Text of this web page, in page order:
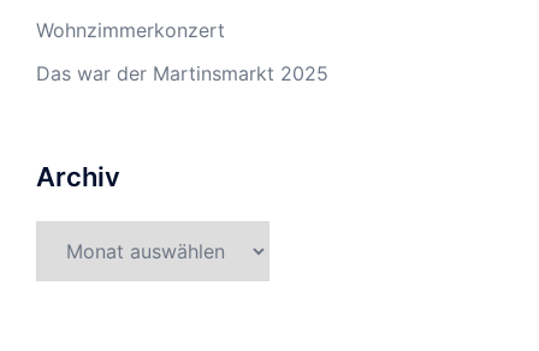
Wohnzimmerkonzert
Das war der Martinsmarkt 2025
Archiv